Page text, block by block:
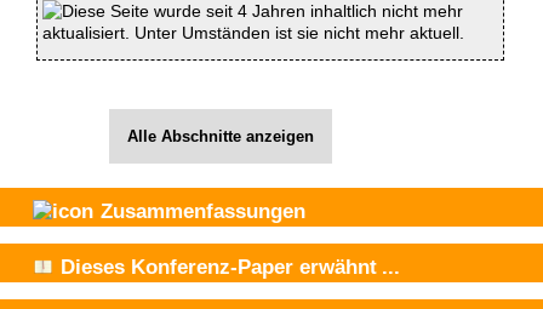
Diese Seite wurde seit 4 Jahren inhaltlich nicht mehr
aktualisiert. Unter Umständen ist sie nicht mehr aktuell.
Alle Abschnitte anzeigen
Zusammenfassungen
Dieses Konferenz-Paper erwähnt ...